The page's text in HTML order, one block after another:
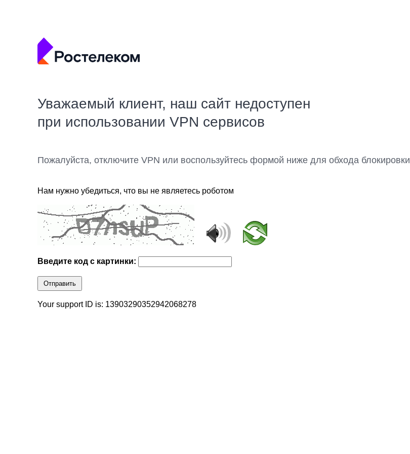
Уважаемый клиент, наш сайт недоступен
при использовании VPN сервисов
Пожалуйста, отключите VPN или воспользуйтесь формой ниже для обхода блокировки
Нам нужно убедиться, что вы не являетесь роботом
Введите код с картинки:
Отправить
Your support ID is: 13903290352942068278